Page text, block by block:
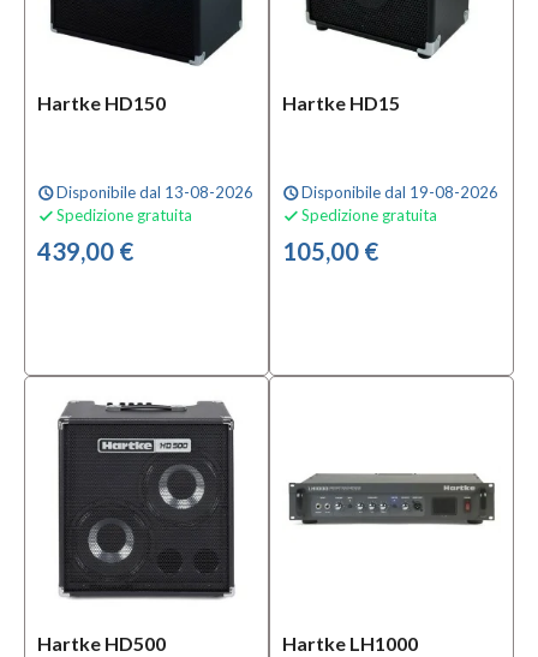
Hartke HD150
scheduleDisponibile dal 13-08-2026
 Spedizione gratuita
439,00 €
Hartke HD15
scheduleDisponibile dal 19-08-2026
 Spedizione gratuita
105,00 €
Hartke HD500 Hartke LH1000